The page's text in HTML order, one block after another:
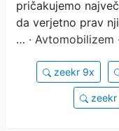
pričakujemo
da verjetno prav
… · Avtomobilizem
zeekr 9x
zeekr